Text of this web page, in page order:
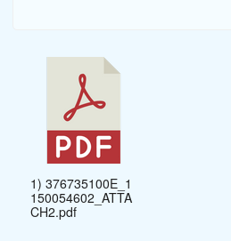
1) 376735100E_1
150054602_ATTA
CH2.pdf